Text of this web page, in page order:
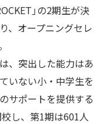
」の2期生が決
、オープニングセレ
、突出した能力はあ
いない小・中学生を
サポートを提供する
し、第1期は601人